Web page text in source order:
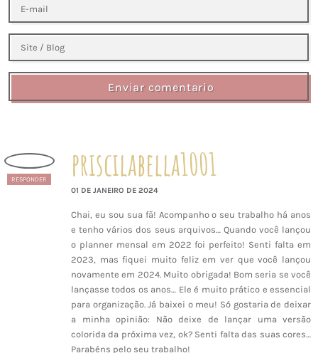
Enviar comentario
RESPONDER priscilabella1001
01 DE JANEIRO DE 2024
Chai, eu sou sua fã! Acompanho o seu trabalho há anos
e tenho vários dos seus arquivos… Quando você lançou
o planner mensal em 2022 foi perfeito! Senti falta em
2023, mas fiquei muito feliz em ver que você lançou
novamente em 2024. Muito obrigada! Bom seria se você
lançasse todos os anos… Ele é muito prático e essencial
para organização. Já baixei o meu! Só gostaria de deixar
a minha opinião: Não deixe de lançar uma versão
colorida da próxima vez, ok? Senti falta das suas cores…
Parabéns pelo seu trabalho!